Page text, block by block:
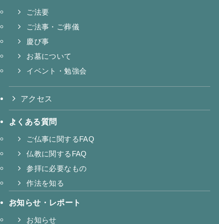
ご法要
ご法事・ご葬儀
慶び事
お墓について
イベント・勉強会
アクセス
よくある質問
ご仏事に関するFAQ
仏教に関するFAQ
参拝に必要なもの
作法を知る
お知らせ・レポート
お知らせ